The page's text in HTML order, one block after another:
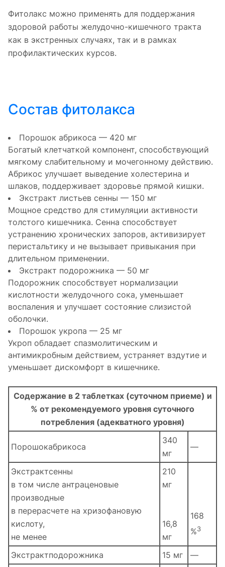
Фитолакс можно применять для поддержания
здоровой работы желудочно-кишечного тракта
как в экстренных случаях, так и в рамках
профилактических курсов.
Состав фитолакса
Порошок абрикоса — 420 мг
Богатый клетчаткой компонент, способствующий
мягкому слабительному и мочегонному действию.
Абрикос улучшает выведение холестерина и
шлаков, поддерживает здоровье прямой кишки.
Экстракт листьев сенны — 150 мг
Мощное средство для стимуляции активности
толстого кишечника. Сенна способствует
устранению хронических запоров, активизирует
перистальтику и не вызывает привыкания при
длительном применении.
Экстракт подорожника — 50 мг
Подорожник способствует нормализации
кислотности желудочного сока, уменьшает
воспаления и улучшает состояние слизистой
оболочки.
Порошок укропа — 25 мг
Укроп обладает спазмолитическим и
антимикробным действием, устраняет вздутие и
уменьшает дискомфорт в кишечнике.
Содержание в 2 таблетках (суточном приеме) и
% от рекомендуемого уровня суточного
потребления (адекватного уровня)
Порошокабрикоса
340
мг
—
Экстрактсенны
в том числе антраценовые
производные
в перерасчете на хризофановую
кислоту,
не менее
210
мг
16,8
мг
168
%3
Экстрактподорожника 15 мг —